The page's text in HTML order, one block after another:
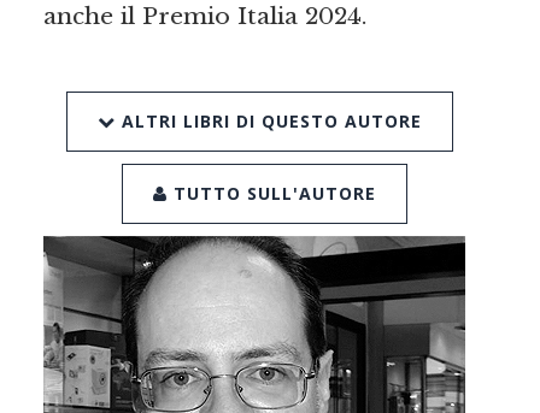
anche il Premio Italia 2024.
ALTRI LIBRI DI QUESTO AUTORE
TUTTO SULL'AUTORE